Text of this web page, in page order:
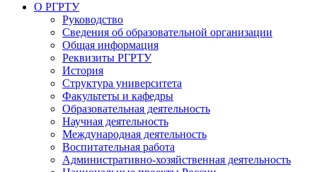
О РГРТУ
Руководство
Сведения об образовательной организации
Общая информация
Реквизиты РГРТУ
История
Структура университета
Факультеты и кафедры
Образовательная деятельность
Научная деятельность
Международная деятельность
Воспитательная работа
Административно-хозяйственная деятельность